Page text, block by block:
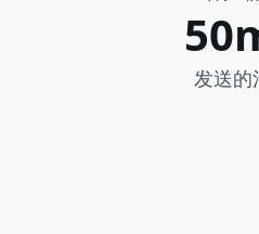
发送的